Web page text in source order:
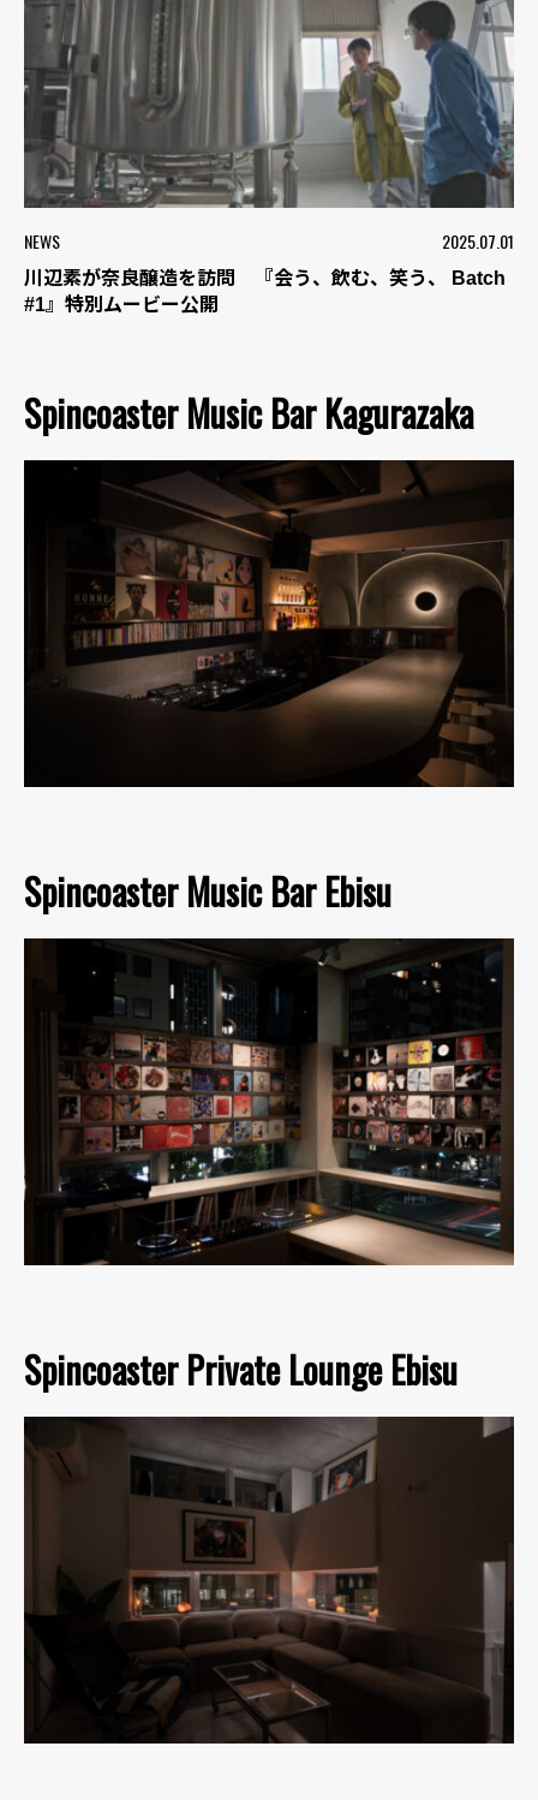
NEWS 2025.07.01
川辺素が奈良醸造を訪問 『会う、飲む、笑う、 Batch
#1』特別ムービー公開
Spincoaster Music Bar Kagurazaka
Spincoaster Music Bar Ebisu
Spincoaster Private Lounge Ebisu